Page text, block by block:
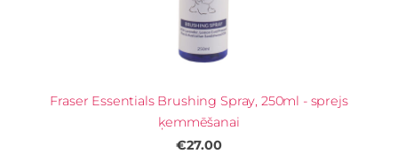
Fraser Essentials Brushing Spray, 250ml - sprejs
ķemmēšanai
€27.00